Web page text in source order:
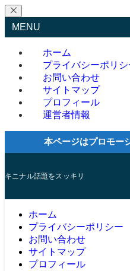
MENU
ホーム
プライバシーポリシ
お問い合わせ
サイトマップ
プロフィール
運営者情報
本ページはプロモー
キニナル話題をスッキリ
ホーム
プライバシーポリシー
お問い合わせ
サイトマップ
プロフィール